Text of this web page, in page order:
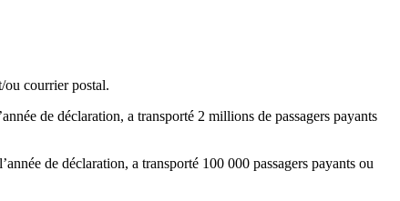
ou courrier postal.
de déclaration, a transporté 2 millions de passagers payants
de déclaration, a transporté 100 000 passagers payants ou